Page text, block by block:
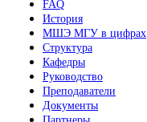
FAQ
История
МШЭ МГУ в цифрах
Структура
Кафедры
Руководство
Преподаватели
Документы